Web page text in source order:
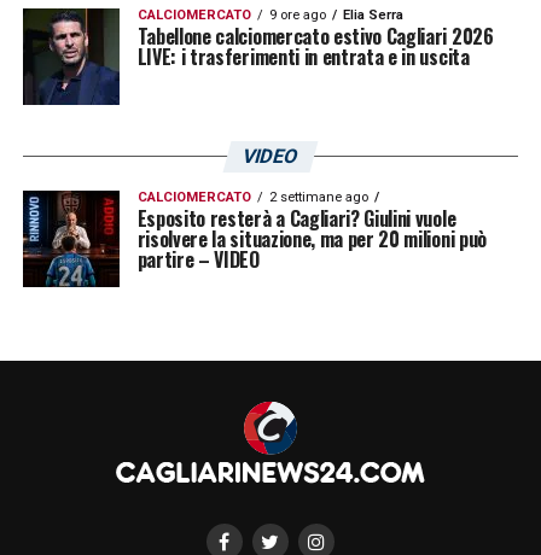
CALCIOMERCATO 9 ore ago Elia Serra
Tabellone calciomercato estivo Cagliari 2026
LIVE: i trasferimenti in entrata e in uscita
VIDEO
CALCIOMERCATO 2 settimane ago
Esposito resterà a Cagliari? Giulini vuole
risolvere la situazione, ma per 20 milioni può
partire – VIDEO